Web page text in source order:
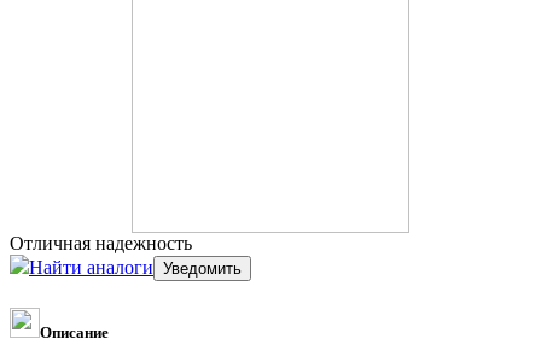
Отличная надежность
Найти аналоги
Описание